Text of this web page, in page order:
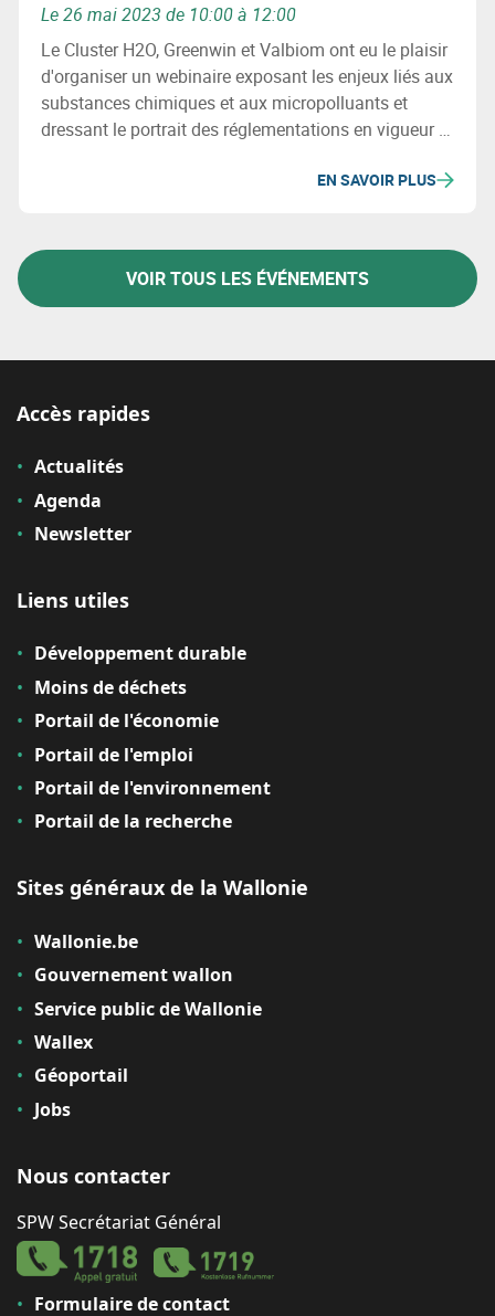
Le 26 mai 2023 de 10:00 à 12:00
Le Cluster H2O, Greenwin et Valbiom ont eu le plaisir
d'organiser un webinaire exposant les enjeux liés aux
substances chimiques et aux micropolluants et
dressant le portrait des réglementations en vigueur et
EN SAVOIR PLUS
VOIR TOUS LES ÉVÉNEMENTS
Accès rapides
Actualités
Agenda
Newsletter
Liens utiles
Développement durable
Moins de déchets
Portail de l'économie
Portail de l'emploi
Portail de l'environnement
Portail de la recherche
Sites généraux de la Wallonie
Wallonie.be
Gouvernement wallon
Service public de Wallonie
Wallex
Géoportail
Jobs
Nous contacter
SPW Secrétariat Général
Formulaire de contact